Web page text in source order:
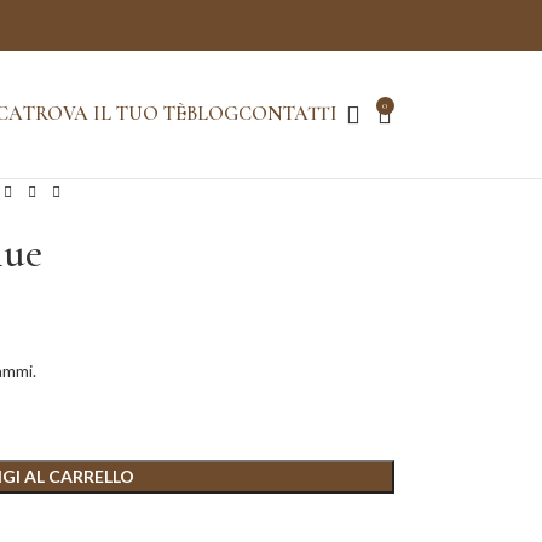
TROVA IL TUO TÈBLOGCONTATTI 0
AL CARRELLO